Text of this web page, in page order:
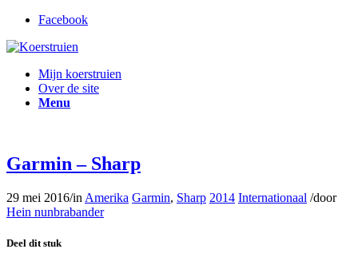
Facebook
Mijn koerstruien
Over de site
Menu
Garmin – Sharp
29 mei 2016/in Amerika Garmin, Sharp 2014 Internationaal /door
Hein nunbrabander
Deel dit stuk